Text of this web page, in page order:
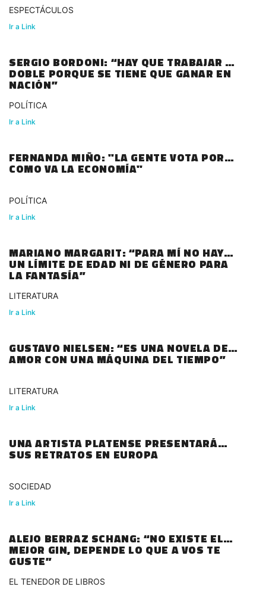
ESPECTÁCULOS
Ir a Link
SERGIO BORDONI: “HAY QUE TRABAJAR EL
DOBLE PORQUE SE TIENE QUE GANAR EN
NACIÓN”
POLÍTICA
Ir a Link
FERNANDA MIÑO: "LA GENTE VOTA POR
COMO VA LA ECONOMÍA"
POLÍTICA
Ir a Link
MARIANO MARGARIT: “PARA MÍ NO HAY
UN LÍMITE DE EDAD NI DE GÉNERO PARA
LA FANTASÍA”
LITERATURA
Ir a Link
GUSTAVO NIELSEN: “ES UNA NOVELA DE
AMOR CON UNA MÁQUINA DEL TIEMPO”
LITERATURA
Ir a Link
UNA ARTISTA PLATENSE PRESENTARÁ
SUS RETRATOS EN EUROPA
SOCIEDAD
Ir a Link
ALEJO BERRAZ SCHANG: “NO EXISTE EL
MEJOR GIN, DEPENDE LO QUE A VOS TE
GUSTE”
EL TENEDOR DE LIBROS